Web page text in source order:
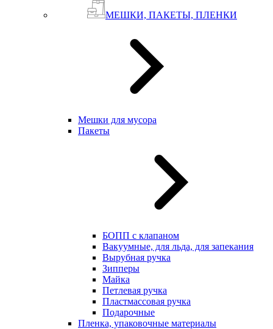
МЕШКИ, ПАКЕТЫ, ПЛЕНКИ
Мешки для мусора
Пакеты
БОПП с клапаном
Вакуумные, для льда, для запекания
Вырубная ручка
Зипперы
Майка
Петлевая ручка
Пластмассовая ручка
Подарочные
Пленка, упаковочные материалы